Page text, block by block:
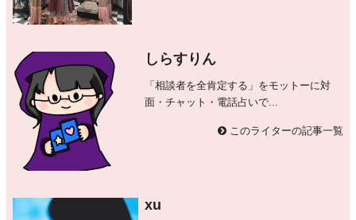
しらすりん
「相談者を全肯定する」をモットーに対
面・チャット・電話占いで...
このライターの記事一覧
xu